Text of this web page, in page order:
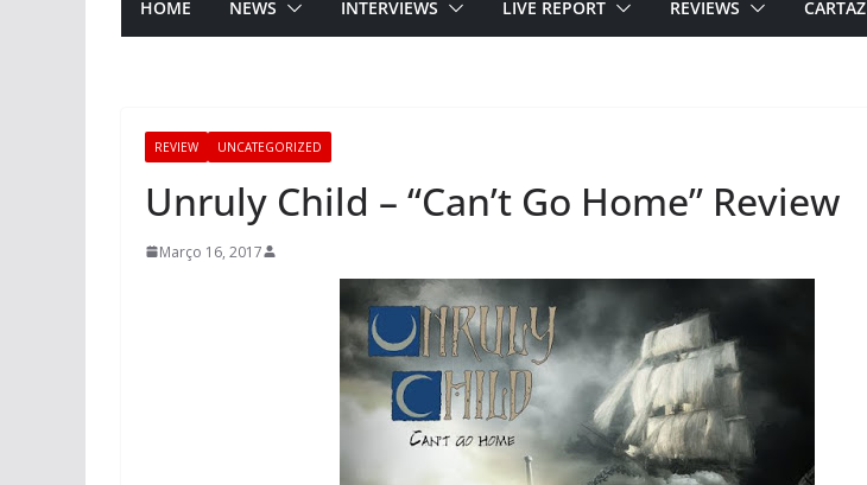
HOME NEWS INTERVIEWS LIVE REPORT REVIEWS CARTAZ
REVIEW UNCATEGORIZED
Unruly Child – “Can’t Go Home” Review
Março 16, 2017